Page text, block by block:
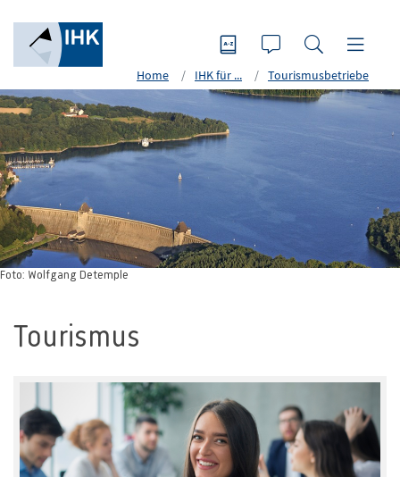
Home IHK für ... Tourismusbetriebe
Foto: Wolfgang Detemple
Tourismus